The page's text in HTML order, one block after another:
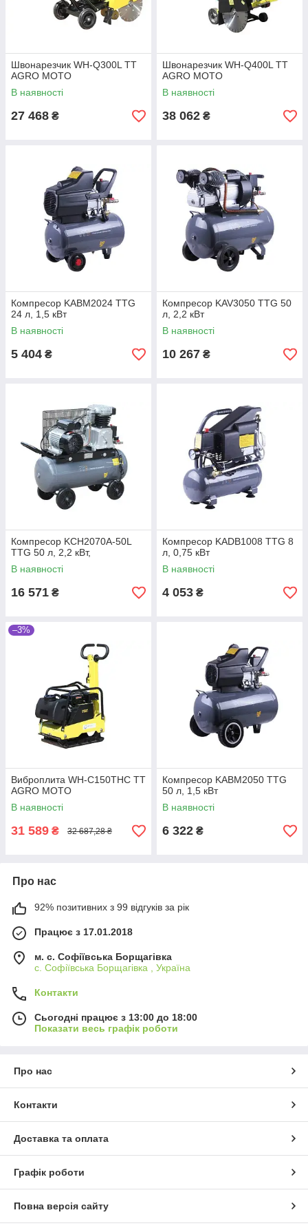
Швонарезчик WH-Q300L TT
AGRO MOTO
В наявності
27 468 ₴
Швонарезчик WH-Q400L TT
AGRO MOTO
В наявності
38 062 ₴
Компресор KABM2024 TTG
24 л, 1,5 кВт
В наявності
5 404 ₴
Компресор KAV3050 TTG 50
л, 2,2 кВт
В наявності
10 267 ₴
Компресор KCH2070A-50L
TTG 50 л, 2,2 кВт,
В наявності
16 571 ₴
Компресор KADB1008 TTG 8
л, 0,75 кВт
В наявності
4 053 ₴
–3%
Виброплита WH-C150THC TT
AGRO MOTO
В наявності
31 589 ₴ 32 687,28 ₴
Компресор KABM2050 TTG
50 л, 1,5 кВт
В наявності
6 322 ₴
Про нас
92% позитивних з 99 відгуків за рік
Працює з 17.01.2018
м. c. Софіївська Борщагівка
c. Софіївська Борщагівка , Україна
Контакти
Сьогодні працює з 13:00 до 18:00
Показати весь графік роботи
Про нас
Контакти
Доставка та оплата
Графік роботи
Повна версія сайту